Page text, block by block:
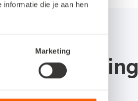
die je aan hen
Marketing
rekening